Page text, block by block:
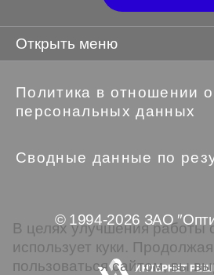
Открыть меню
Политика в отношении
персональных данных
Сводные данные по
© 1994-2026 ЗАО
В целях улучшения работы
использует куки. Продолжая
пользоваться сайтом, вы